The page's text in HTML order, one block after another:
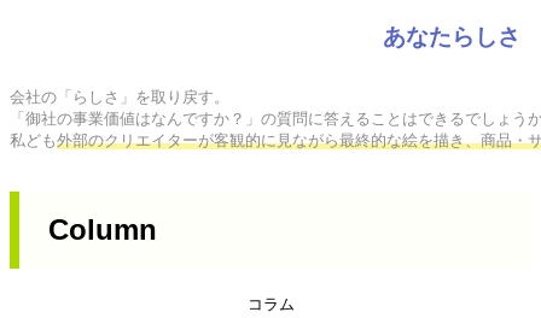
あなたらしさ
会社の「らしさ」を取り戻す。
「御社の事業価値はなんですか？」の質問に答えることはできるでしょう
私ども外部のクリエイターが客観的に見ながら最終的な絵を描き、商品・
Column
コラム